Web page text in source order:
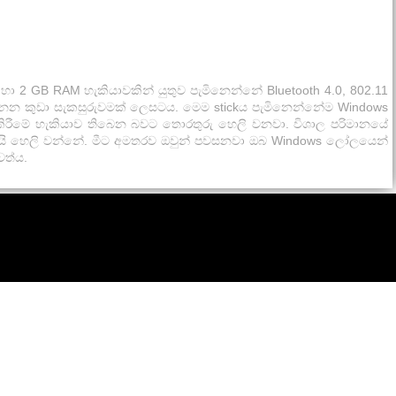
GB RAM හැකියාවකින් යුතුව පැමිනෙන්නේ Bluetooth 4.0, 802.11
කුඩා සැකසුරුවමක් ලෙසටය. මෙම stickය පැමිනෙන්නේම Windows
හැකියාව තිබෙන බවට තොරතුරු හෙලි වනවා. විශාල පරිමානයේ
හෙලි වන්නේ. මීට අමතරව ඔවුන් පවසනවා ඔබ Windows ලෝලයෙන්